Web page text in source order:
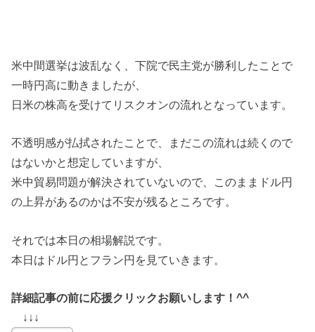
米中間選挙は波乱なく、下院で民主党が勝利したことで
一時円高に動きましたが、
日米の株高を受けてリスクオンの流れとなっています。
不透明感が払拭されたことで、まだこの流れは続くので
はないかと想定していますが、
米中貿易問題が解決されていないので、このままドル円
の上昇があるのかは不安が残るところです。
それでは本日の相場解説です。
本日はドル円とフラン円を見ていきます。
詳細記事の前に応援クリックお願いします！^^
↓↓↓